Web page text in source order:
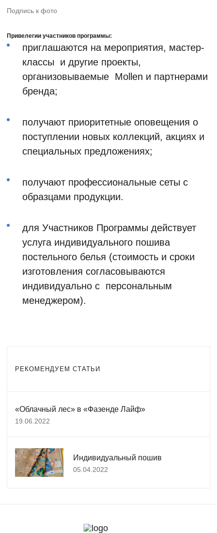
Подпись к фото
Привелегии участников программы:
приглашаются на мероприятия, мастер-
классы и другие проекты,
организовываемые Mollen и партнерами
бренда;
получают приоритетные оповещения о
поступлении новых коллекций, акциях и
специальных предложениях;
получают профессиональные сеты с
образцами продукции.
для Участников Программы действует
услуга индивидуального пошива
постельного белья (стоимость и сроки
изготовления согласовываются
индивидуально с персональным
менеджером).
РЕКОМЕНДУЕМ СТАТЬИ
«Облачный лес» в «Фазенде Лайф»
19.06.2022
Индивидуальный пошив
05.04.2022